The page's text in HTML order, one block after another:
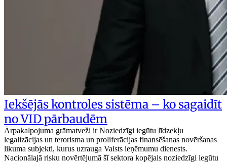
Iekšējās kontroles sistēma – ko sagaidīt
no VID pārbaudēm
Ārpakalpojuma grāmatveži ir Noziedzīgi iegūtu līdzekļu
legalizācijas un terorisma un proliferācijas finansēšanas novēršanas
likuma subjekti, kurus uzrauga Valsts ieņēmumu dienests.
Nacionālajā risku novērtējumā šī sektora kopējais noziedzīgi iegūtu